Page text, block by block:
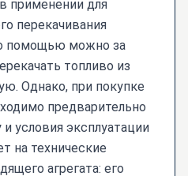
применении для
перекачивания
помощью можно за
топливо из
Однако, при покупке
предварительно
условия эксплуатации
на технические
агрегата: его